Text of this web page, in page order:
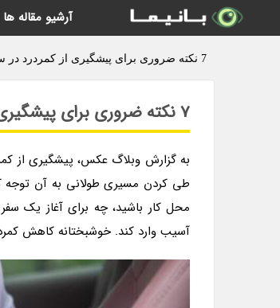
7 نکته ضروری برای پیشگیری از کمردرد در سفر - وبلاگ عکس
7 نکته ضروری برای پیشگیری از کمردرد در سفر
به گزارش وبلاگ عکس، پیشگیری از
طی کردن مسیری طولانی به آن توجه
محل کار باشید، چه برای آغاز یک
آسیب وارد کند. خوشبختانه کاهش
آرشیو مقاله ها